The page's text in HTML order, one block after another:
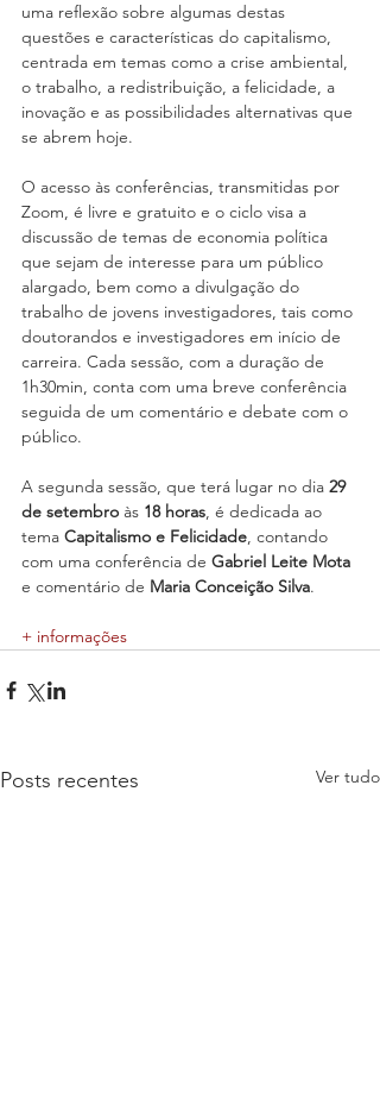
uma reflexão sobre algumas destas
questões e características do capitalismo,
centrada em temas como a crise ambiental,
o trabalho, a redistribuição, a felicidade, a
inovação e as possibilidades alternativas que
se abrem hoje.
O acesso às conferências, transmitidas por
Zoom, é livre e gratuito e o ciclo visa a
discussão de temas de economia política
que sejam de interesse para um público
alargado, bem como a divulgação do
trabalho de jovens investigadores, tais como
doutorandos e investigadores em início de
carreira. Cada sessão, com a duração de
1h30min, conta com uma breve conferência
seguida de um comentário e debate com o
público.
A segunda sessão, que terá lugar no dia 29
de setembro às 18 horas, é dedicada ao
tema Capitalismo e Felicidade, contando
com uma conferência de Gabriel Leite Mota
e comentário de Maria Conceição Silva.
+ informações
Posts recentes Ver tudo